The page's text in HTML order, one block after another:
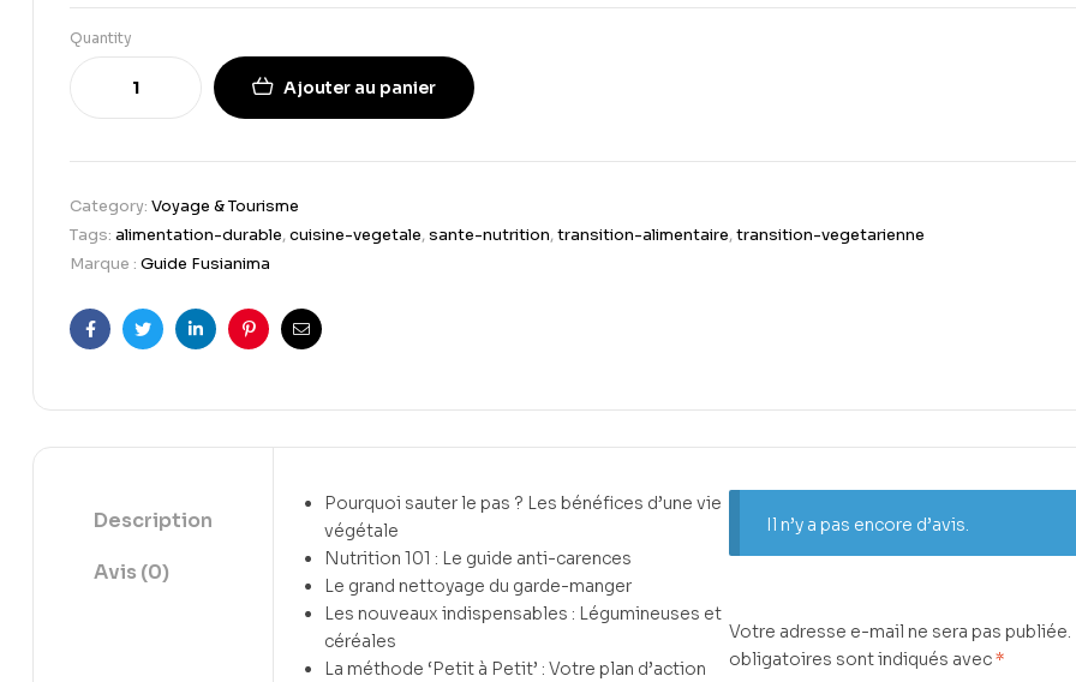
Quantity
Ajouter au panier
Category: Voyage & Tourisme
Tags: alimentation-durable,cuisine-vegetale,sante-nutrition,transition-alimentaire,transition-vegetarienne
Marque : Guide Fusianima
FacebookTwitterLinkedinPinterestEmail
Description
Avis (0)
Pourquoi sauter le pas ? Les bénéfices d’une vie
végétale
Nutrition 101 : Le guide anti-carences
Le grand nettoyage du garde-manger
Les nouveaux indispensables : Légumineuses et
céréales
La méthode ‘Petit à Petit’ : Votre plan d’action
Il n’y a pas encore d’avis.
Votre adresse e-mail ne sera pas publiée.
obligatoires sont indiqués avec*